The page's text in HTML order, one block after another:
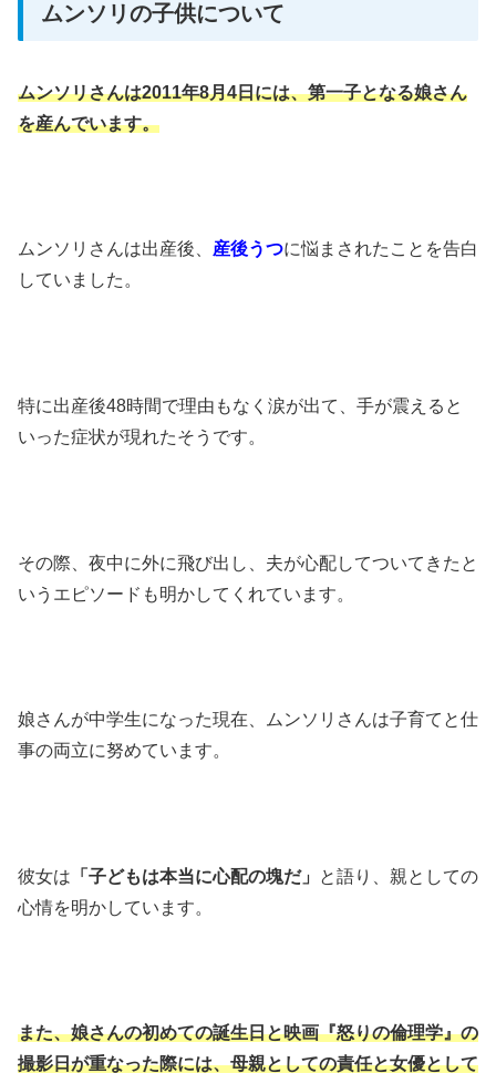
ムンソリの子供について
ムンソリさんは2011年8月4日には、第一子となる娘さん
を産んでいます。
​ムンソリさんは出産後、 産後うつに悩まされたことを告白
していました。
​特に出産後48時間で理由もなく涙が出て、手が震えると
いった症状が現れたそうです。​
その際、夜中に外に飛び出し、夫が心配してついてきたと
いうエピソードも明かしてくれています。 ​
娘さんが中学生になった現在、ムンソリさんは子育てと仕
事の両立に努めています。
彼女は 「子どもは本当に心配の塊だ」
と語り、親としての
心情を明かしています。
また、娘さんの初めての誕生日と映画『怒りの倫理学』の
撮影日が重なった際には、母親としての責任と女優として